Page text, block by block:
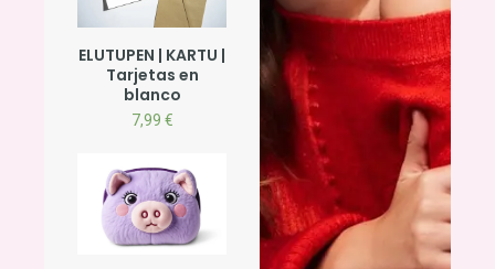
ELUTUPEN | KARTU |
Tarjetas en
blanco
7,99 €